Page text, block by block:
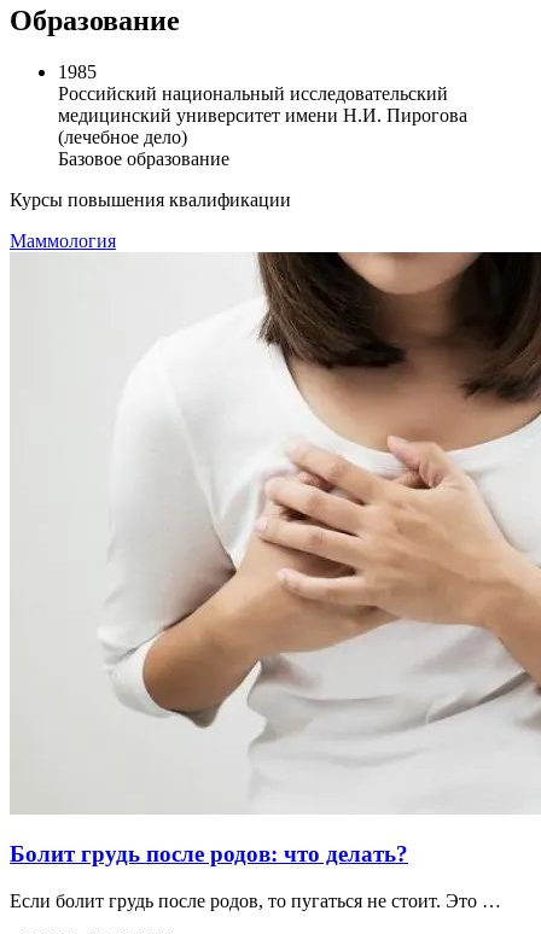
Образование
1985
Российский национальный исследовательский
медицинский университет имени Н.И. Пирогова
(лечебное дело)
Базовое образование
Курсы повышения квалификации
Маммология
Болит грудь после родов: что делать?
Если болит грудь после родов, то пугаться не стоит. Это …